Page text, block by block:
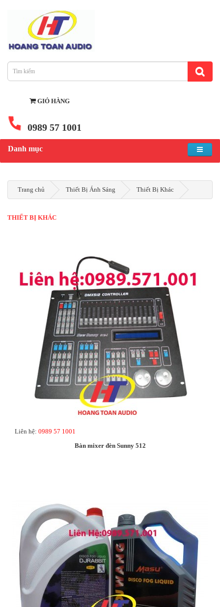
GIỎ HÀNG
0989 57 1001
Danh mục
Trang chủ Thiết Bị Ánh Sáng Thiết Bị Khác
THIẾT BỊ KHÁC
Liên hệ: 0989 57 1001
Bàn mixer đèn Sunny 512